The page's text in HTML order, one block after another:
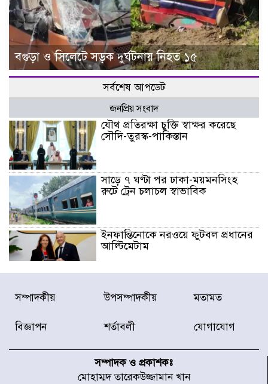
বগুড়া ও সিলেটে সড়ক দুর্ঘটনায় নিহত ১৫
সর্বশেষ আপডেট
জনপ্রিয় সংবাদ
যৌথ প্রতিরক্ষা চুক্তি স্বাক্ষর করেছে
সৌদি-তুরস্ক-পাকিস্তান
সাড়ে ৭ ঘণ্টা পর ঢাকা-ময়মনসিংহ
রুটে ট্রেন চলাচল স্বাভাবিক
ইনফান্তিনোকে নরওয়ে ফুটবল প্রধানের
আল্টিমেটাম
দেশে ভারি বৃষ্টির সতর্কবার্তা, ১০
জেলায় বন্যার পূর্বাভাস
স্থাপনের উদ্যোগ চান মিয়া ব্যাপারীর
সম্পাদকীয় উপসম্পাদকীয় মতামত
বিজ্ঞাপন শর্তাবলী যোগাযোগ
সম্পাদক ও প্রকাশকঃ
মোহাম্মদ তারেকউজ্জামান খান